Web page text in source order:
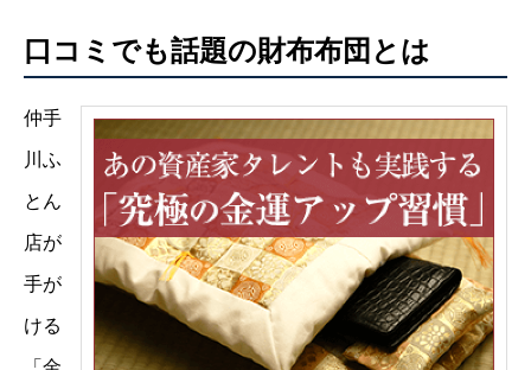
口コミでも話題の財布布団とは
仲手
川ふ
とん
店が
手が
ける